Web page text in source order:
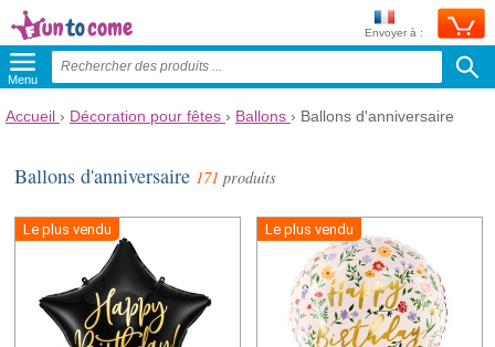
Envoyer à :
Menu
Accueil › Décoration pour fêtes › Ballons › Ballons d'anniversaire
Ballons d'anniversaire 171 produits
Le plus vendu Le plus vendu